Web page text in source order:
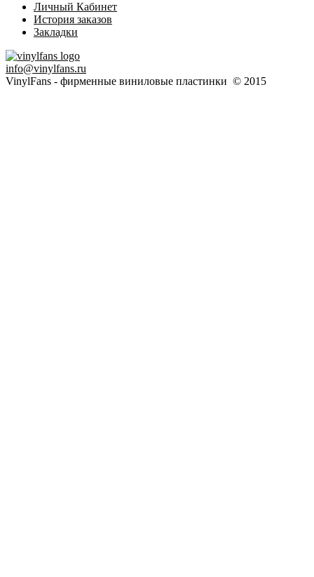
Личный Кабинет
История заказов
Закладки
info@vinylfans.ru
VinylFans - фирменные виниловые пластинки © 2015